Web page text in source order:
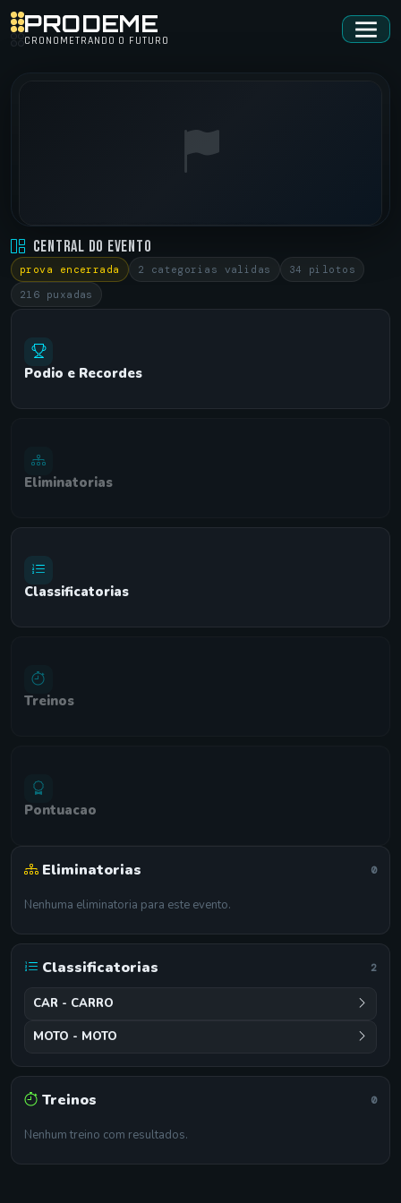
PRODEME
CRONOMETRANDO O FUTURO
NIGHT RACER • NIGHT RACER - NIVER TITIU
TIMBÓ PLACE - CACHOEIRO DE ITAPEMIRIM-ES •
13/02/2025
Central do Evento
prova encerrada 2 categorias validas
34 pilotos
216 puxadas
Podio e Recordes
Eliminatorias
Classificatorias
Treinos
Pontuacao
Eliminatorias 0
Nenhuma eliminatoria para este evento.
Classificatorias 2
CAR - CARRO
MOTO - MOTO
Treinos 0
Nenhum treino com resultados.